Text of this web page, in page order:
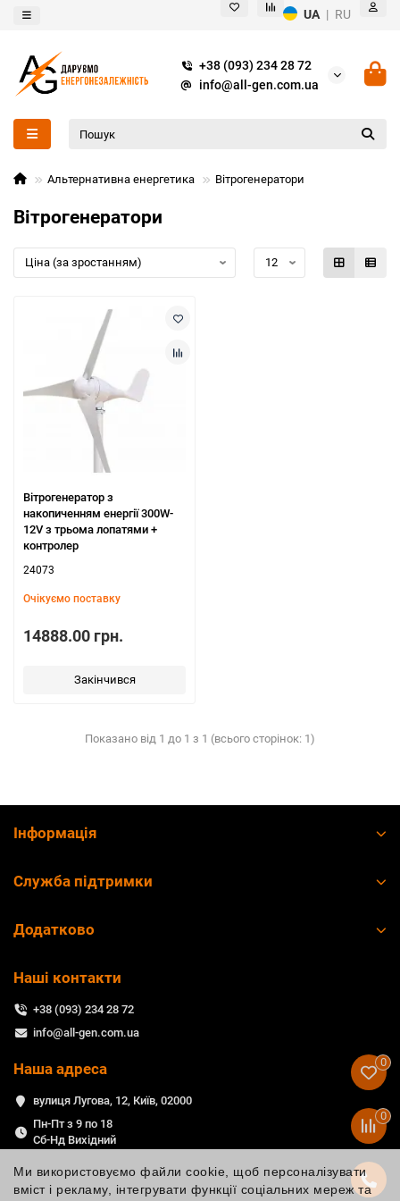
UA | RU
+38 (093) 234 28 72
info@all-gen.com.ua
Альтернативна енергетика Вітрогенератори
Вітрогенератори
Вітрогенератор з
накопиченням енергії 300W-
12V з трьома лопатями +
контролер
24073
Очікуємо поставку
14888.00 грн.
Закінчився
Показано від 1 до 1 з 1 (всього сторінок: 1)
Ми використовуємо файли cookie, щоб персоналізувати
вміст і рекламу, інтегрувати функції соціальних мереж та
Інформація
Служба підтримки
Додатково
Наші контакти
+38 (093) 234 28 72
info@all-gen.com.ua
Наша адреса
вулиця Лугова, 12, Київ, 02000
Пн-Пт з 9 по 18
Сб-Нд Вихідний
0
0